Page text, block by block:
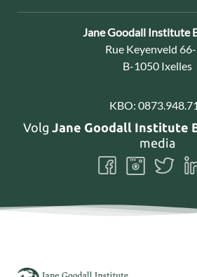
Contact:
Jane Goodall Institute
Adres:
Rue Keyenveld
B-1050 Ixelles
KBO:
Volg Jane Goodall Institute
media
Volg
ons
Volg
ons
Volg
ons